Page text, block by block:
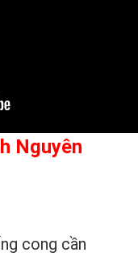
Nguyên
cong cần